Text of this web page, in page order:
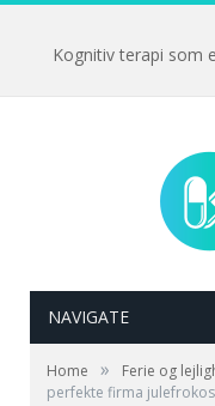
Kognitiv terapi som
NAVIGATE
Home » Ferie og
perfekte firma